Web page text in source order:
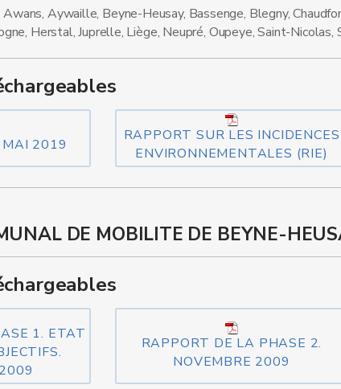
Aywaille, Beyne-Heusay, Bassenge, Blegny,
Herstal, Juprelle, Liège, Neupré, Oupeye, Saint-Nicolas,
MAI 2019
RAPPORT SUR LES INCIDENCES
ENVIRONNEMENTALES (RIE)
DE MOBILITE DE BEYNE-
1. ETAT
RAPPORT DE LA PHASE 2.
NOVEMBRE 2009